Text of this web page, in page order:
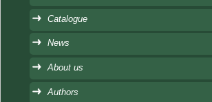
Catalogue
News
About us
Authors